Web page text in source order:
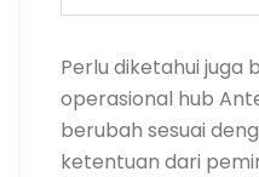
Perlu diketahui juga
operasional hub
berubah sesuai
ketentuan dari